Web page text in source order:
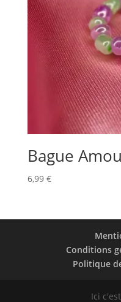
Bague
6,99 €
Conditions
Politique
Ici